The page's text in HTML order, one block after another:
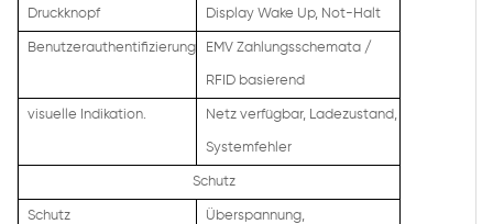
Druckknopf Display Wake Up, Not-Halt
Benutzerauthentifizierung EMV Zahlungsschemata /
RFID basierend
visuelle Indikation. Netz verfügbar, Ladezustand,
Systemfehler
Schutz
Schutz Überspannung,